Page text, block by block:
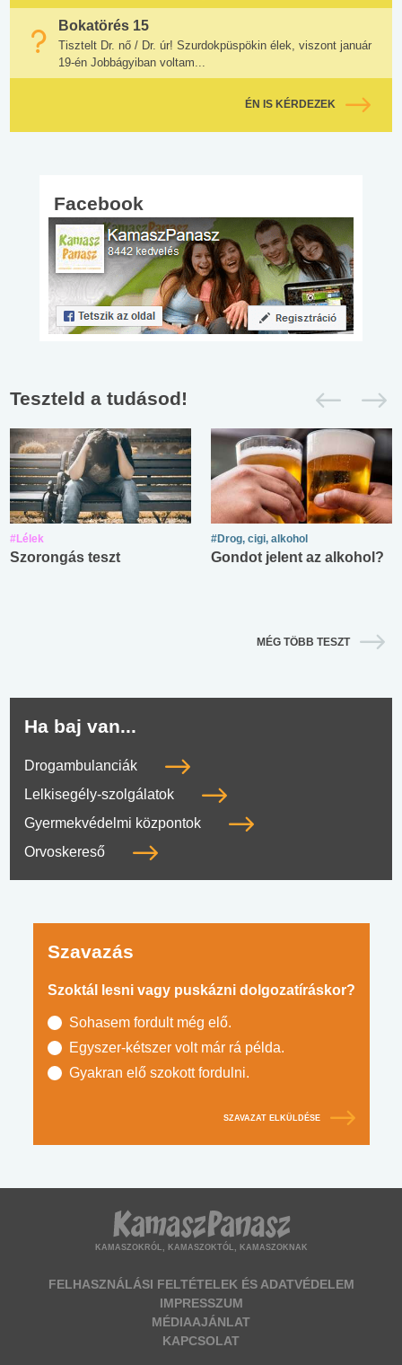
Bokatörés 15
Tisztelt Dr. nő / Dr. úr! Szurdokpüspökin élek, viszont január
19-én Jobbágyiban voltam...
ÉN IS KÉRDEZEK
Facebook
Teszteld a tudásod!
#Lélek
Szorongás teszt
#Drog, cigi, alkohol
Gondot jelent az alkohol?
MÉG TÖBB TESZT
Ha baj van...
Drogambulanciák
Lelkisegély-szolgálatok
Gyermekvédelmi központok
Orvoskereső
Szavazás
Szoktál lesni vagy puskázni dolgozatíráskor?
Sohasem fordult még elő.
Egyszer-kétszer volt már rá példa.
Gyakran elő szokott fordulni.
SZAVAZAT ELKÜLDÉSE
KAMASZOKRÓL, KAMASZOKTÓL, KAMASZOKNAK
FELHASZNÁLÁSI FELTÉTELEK ÉS ADATVÉDELEM
IMPRESSZUM
MÉDIAAJÁNLAT
KAPCSOLAT